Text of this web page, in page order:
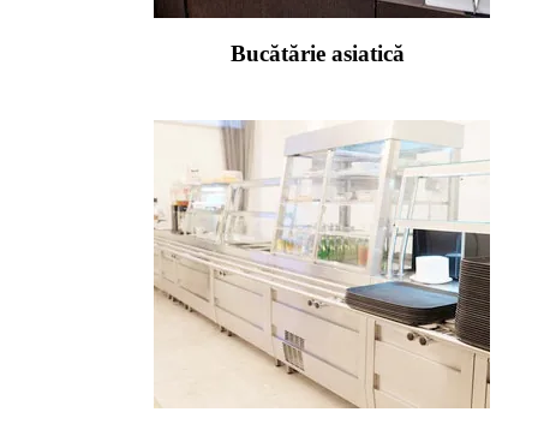
Bucătărie asiatică